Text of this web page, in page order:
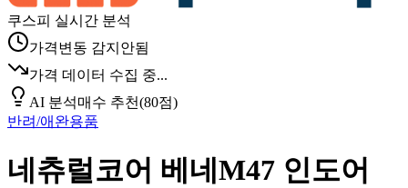
쿠스피 실시간 분석
가격변동 감지안됨
가격 데이터 수집 중...
AI 분석매수 추천(80점)
반려/애완용품
네츄럴코어 베네M47 인도어